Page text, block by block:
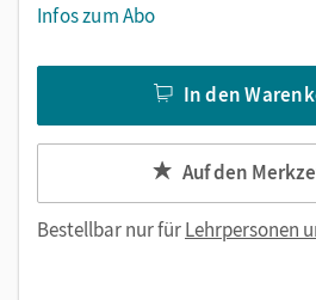
Infos zum Abo
In den
Auf den
Bestellbar nur fürLehrpersonen